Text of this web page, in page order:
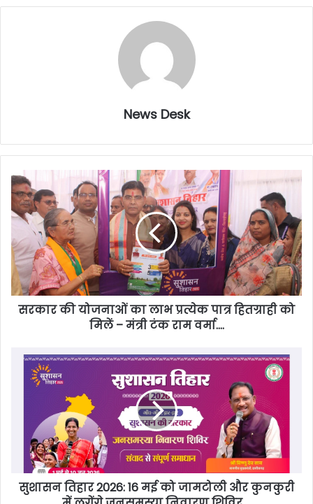
News Desk
सरकार की योजनाओं का लाभ प्रत्येक पात्र हितग्राही को
मिलें – मंत्री टंक राम वर्मा….
सुशासन तिहार 2026: 16 मई को जामटोली और कुनकुरी